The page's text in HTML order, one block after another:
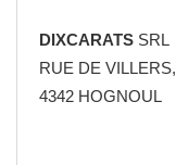
DIXCARATS SRL
RUE DE
4342 HOGNOUL